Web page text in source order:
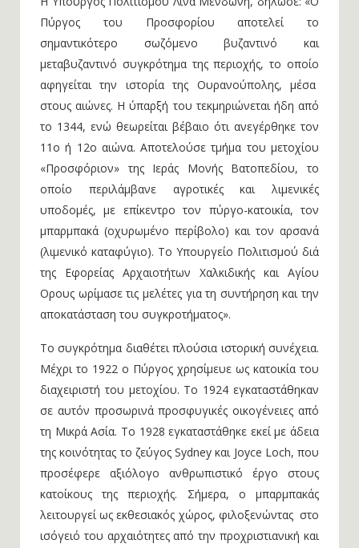
Πύργος του Προσφορίου αποτελεί το
σημαντικότερο σωζόμενο βυζαντινό και
μεταβυζαντινό συγκρότημα της περιοχής, το οποίο
αφηγείται την ιστορία της Ουρανούπολης, μέσα
στους αιώνες. Η ύπαρξή του τεκμηριώνεται ήδη από
το 1344, ενώ θεωρείται βέβαιο ότι ανεγέρθηκε τον
11ο ή 12ο αιώνα. Αποτελούσε τμήμα του μετοχίου
«Προσφόριον» της Ιεράς Μονής Βατοπεδίου, το
οποίο περιλάμβανε αγροτικές και λιμενικές
υποδομές, με επίκεντρο τον πύργο-κατοικία, τον
μπαρμπακά (οχυρωμένο περίβολο) και τον αρσανά
(λιμενικό καταφύγιο). Το Υπουργείο Πολιτισμού διά
της Εφορείας Αρχαιοτήτων Χαλκιδικής και Αγίου
Ορους ωρίμασε τις μελέτες για τη συντήρηση και την
αποκατάσταση του συγκροτήματος».
Το συγκρότημα διαθέτει πλούσια ιστορική συνέχεια.
Μέχρι το 1922 ο Πύργος χρησίμευε ως κατοικία του
διαχειριστή του μετοχίου. Το 1924 εγκαταστάθηκαν
σε αυτόν προσωρινά προσφυγικές οικογένειες από
τη Μικρά Ασία. Το 1928 εγκαταστάθηκε εκεί με άδεια
της κοινότητας το ζεύγος Sydney και Joyce Loch, που
προσέφερε αξιόλογο ανθρωπιστικό έργο στους
κατοίκους της περιοχής. Σήμερα, ο μπαρμπακάς
λειτουργεί ως εκθεσιακός χώρος, φιλοξενώντας στο
ισόγειό του αρχαιότητες από την προχριστιανική και